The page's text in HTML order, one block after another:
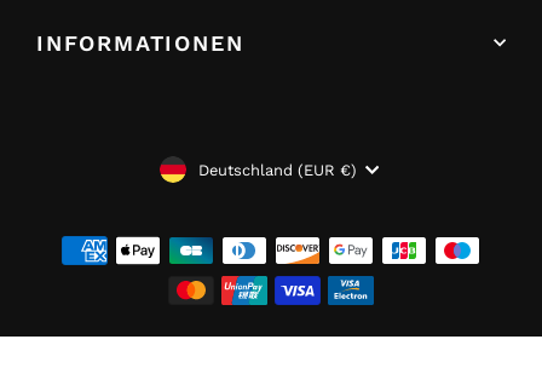
INFORMATIONEN
WÄHRUNG
Deutschland (EUR €)